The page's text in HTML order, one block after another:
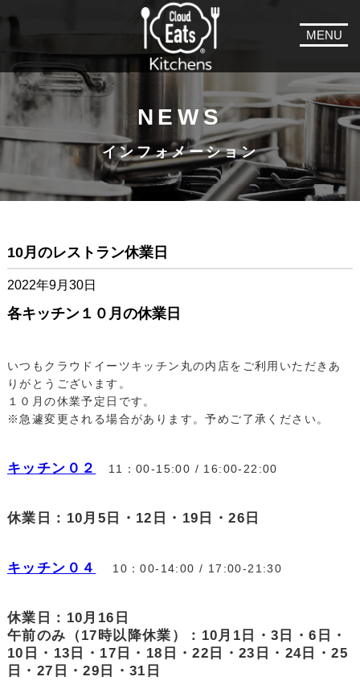
MENU
NEWS
インフォメーション
10月のレストラン休業日
2022年9月30日
各キッチン１０月の休業日
いつもクラウドイーツキッチン丸の内店をご利用いただきあ
りがとうございます。
１０月の休業予定日です。
※急遽変更される場合があります。予めご了承ください。
キッチン０２ 11：00-15:00 / 16:00-22:00
休業日：10月5日・12日・19日・26日
キッチン０４ 10：00-14:00 / 17:00-21:30
休業日：10月16日
午前のみ（17時以降休業）：10月1日・3日・6日・
10日・13日・17日・18日・22日・23日・24日・25
日・27日・29日・31日